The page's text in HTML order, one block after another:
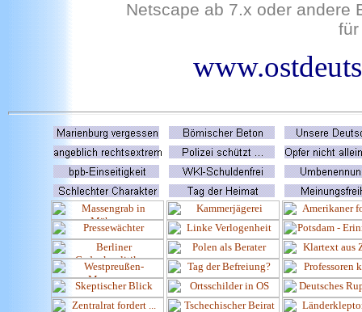
Netscape ab 7.x oder andere